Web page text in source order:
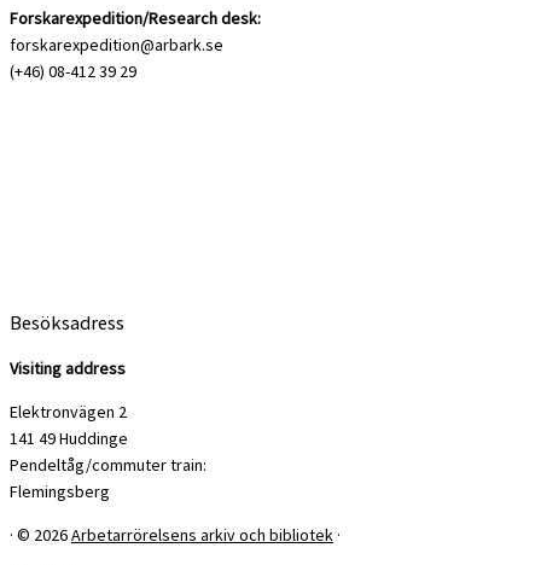
Forskarexpedition/Research desk:
forskarexpedition@arbark.se
(+46) 08-412 39 29
Besöksadress
Visiting address
Elektronvägen 2
141 49 Huddinge
Pendeltåg/commuter train:
Flemingsberg
· © 2026Arbetarrörelsens arkiv och bibliotek ·